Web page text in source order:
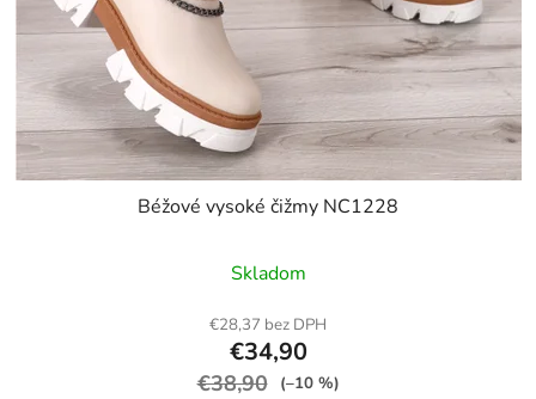
Béžové vysoké čižmy NC1228
Skladom
€28,37 bez DPH
€34,90
€38,90 (–10 %)